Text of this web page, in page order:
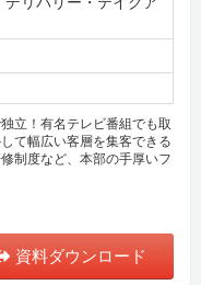
立！有名テレビ番組でも取
て幅広い客層を集客できる
制度など、本部の手厚いフ
資料ダウンロード